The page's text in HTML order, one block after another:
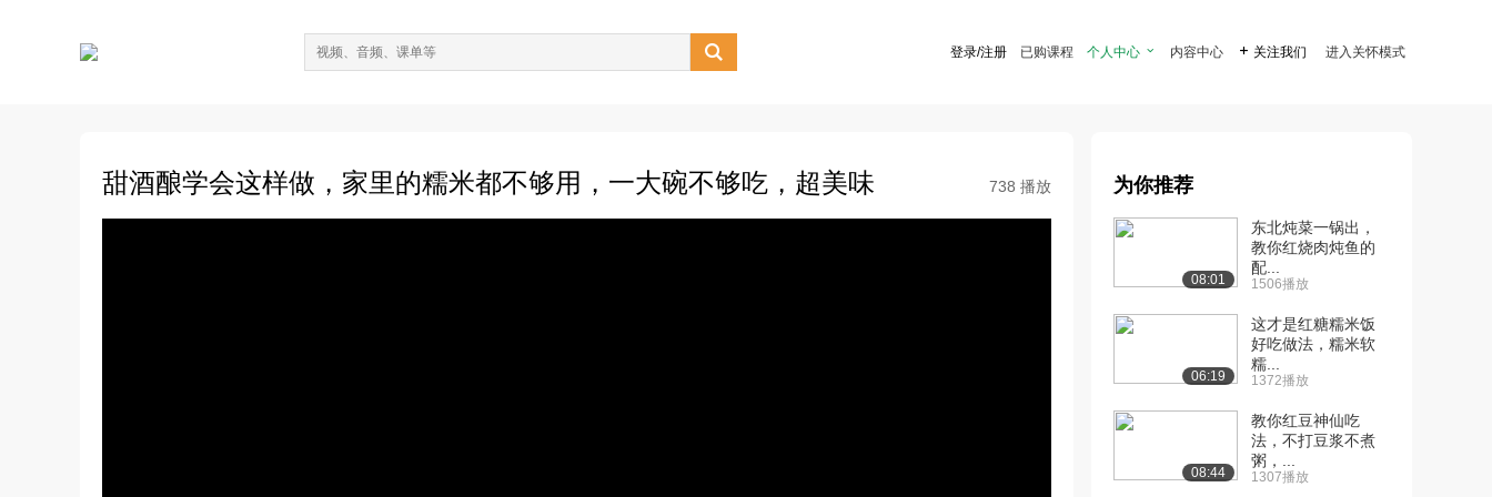
 登录/注册 已购课程 个人中心  内容中心  关注我们 进入关怀模式
甜酒酿学会这样做，家里的糯米都不够用，一大碗不够吃，超美味 738 播放 为你推荐
08:01
东北炖菜一锅出，
教你红烧肉炖鱼的
配...
1506播放
06:19
这才是红糖糯米饭
好吃做法，糯米软
糯...
1372播放
08:44
教你红豆神仙吃
法，不打豆浆不煮
粥，...
1307播放